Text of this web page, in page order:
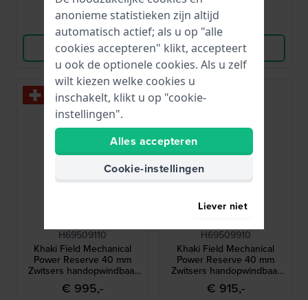
Vergelijk
Bekijk Product
Vergelijk
Bekijk Product
H69509110
Khaki Field Mechanical
Power Reserve 40 mm
Zwitsers handopwindbaar
horloge met gangreserve-
indicator
€ 995,-
H69509910
Khaki Field Mechanical
Power Reserve 40 mm
Zwitsers handopwindbaar
horloge met gangreserve-
indicator
€ 915,-
anonieme statistieken zijn altijd
automatisch actief; als u op "alle
cookies accepteren" klikt, accepteert
u ook de optionele cookies. Als u zelf
wilt kiezen welke cookies u
inschakelt, klikt u op "cookie-
instellingen".
Alles accepteren
Cookie-instellingen
Liever niet